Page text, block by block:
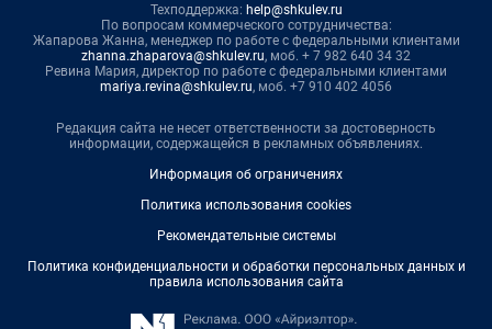
Техподдержка: help@shkulev.ru
По вопросам коммерческого сотрудничества:
Жапарова Жанна, менеджер по работе с федеральными клиентами
zhanna.zhaparova@shkulev.ru, моб. + 7 982 640 34 32
Ревина Мария, директор по работе с федеральными клиентами
mariya.revina@shkulev.ru, моб. +7 910 402 4056
Редакция сайта не несет ответственности за достоверность
информации, содержащейся в рекламных объявлениях.
Информация об ограничениях
Политика использования cookies
Рекомендательные системы
Политика конфиденциальности и обработки персональных данных и
правила использования сайта